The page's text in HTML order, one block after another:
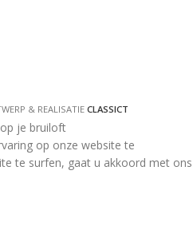
& REALISATIE CLASSICT
op onze website te
te surfen, gaat u akkoord met ons